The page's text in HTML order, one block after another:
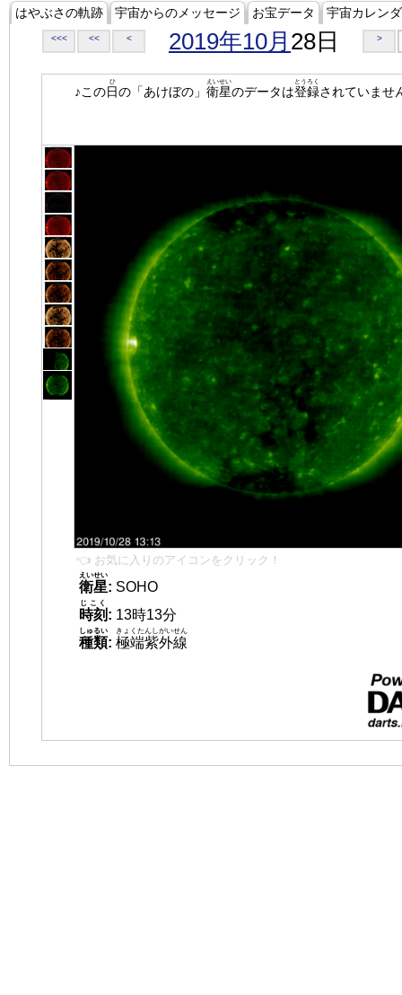
はやぶさの軌跡 宇宙からのメッセージ お宝データ 宇宙カレン
<<< << < 2019年10月 28日 >
♪この日
ひ
の「あけぼの」 衛星
えいせい
のデータは登録
とうろく
されていませ
👈 お気に入りのアイコンをクリック！
衛星
えいせい
: SOHO
時刻
じこく
: 13時13分
種類
しゅるい
: 極端紫外線
きょくたんしがいせん